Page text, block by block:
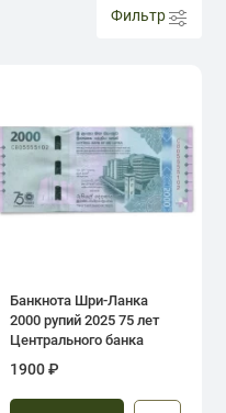
Фильтр
Банкнота Шри-Ланка
2000 рупий 2025 75 лет
Центрального банка
1900 ₽